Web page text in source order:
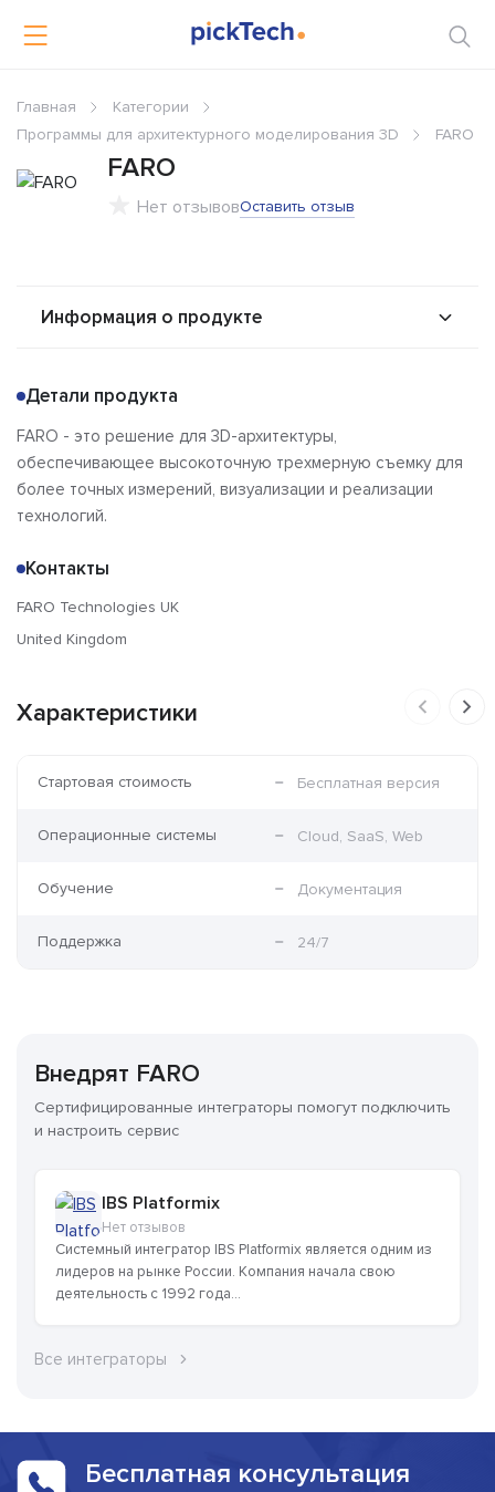
Главная
Категории
Программы для архитектурного моделирования 3D
FARO
FARO
Нет отзывовОставить отзыв
Информация о продукте
Интеграторы
Сравнения
Отзывы
Детали продукта
FARO - это решение для 3D-архитектуры,
обеспечивающее высокоточную трехмерную съемку для
более точных измерений, визуализации и реализации
технологий.
Контакты
FARO Technologies UK
United Kingdom
Характеристики
Стартовая стоимость Бесплатная версия
Операционные системы Cloud, SaaS, Web
Обучение Документация
Поддержка 24/7
Внедрят FARO
Сертифицированные интеграторы помогут подключить
и настроить сервис
IBS Platformix
Нет отзывов
Системный интегратор IBS Platformix является одним из
лидеров на рынке России. Компания начала свою
деятельность с 1992 года...
Все интеграторы
Бесплатная консультация